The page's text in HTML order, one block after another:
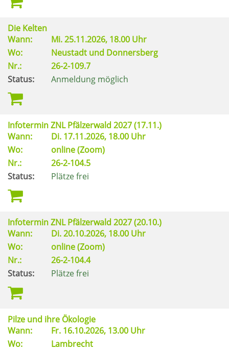
Die Kelten
Wann:
Mi.25.11.2026, 18.00 Uhr
Wo:
Neustadt und Donnersberg
Nr.:
26-2-109.7
Status:
Anmeldung möglich
Infotermin ZNL Pfälzerwald 2027 (17.11.)
Wann:
Di. 17.11.2026, 18.00 Uhr
Wo:
online (Zoom)
Nr.:
26-2-104.5
Status:
Plätze frei
Infotermin ZNL Pfälzerwald 2027 (20.10.)
Wann:
Di.20.10.2026, 18.00 Uhr
Wo:
online (Zoom)
Nr.:
26-2-104.4
Status:
Plätze frei
Pilze und ihre Ökologie
Wann:
Fr. 16.10.2026, 13.00 Uhr
Wo:
Lambrecht